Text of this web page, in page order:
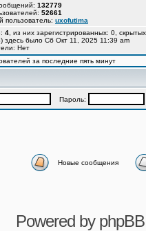
132779
52661
пользователь: uxofutima
4 , из них зарегистрированных: 0,
) здесь было Сб Окт 11, 2025 11:39 am
Нет
за последние пять минут
Пароль:
Новые сообщения
Powered by phpBB